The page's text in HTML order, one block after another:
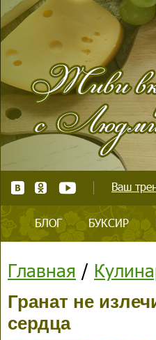
Ваш
БЛОГ БУКСИР
Главная /
Гранат не
сердца